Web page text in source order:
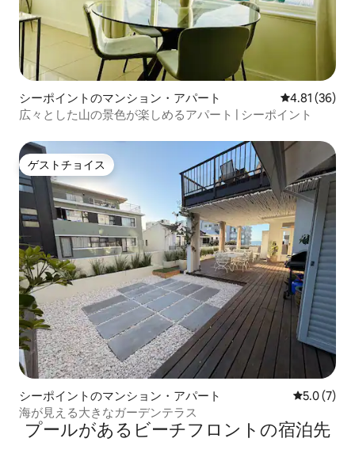
シーポイントのマンション・アパート レビュー36
4.81 (36)
広々とした山の景色が楽しめるアパート | シーポイント
ゲストチョイス
ゲストチョイス
シーポイントのマンション・アパート レビュー7
5.0 (7)
海が見える大きなガーデンテラス
プールがあるビーチフロントの宿泊先